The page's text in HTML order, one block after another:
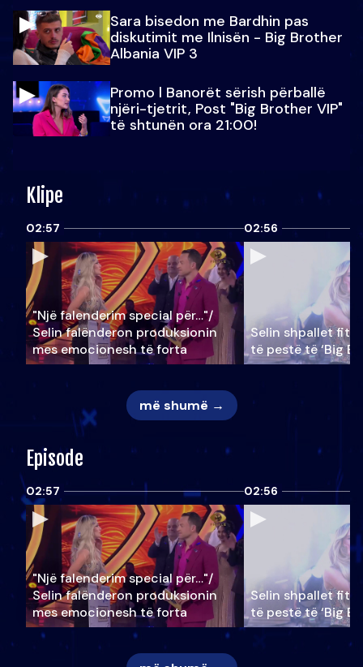
Sara bisedon me Bardhin pas
diskutimit me Ilnisën - Big Brother
Albania VIP 3
Promo l Banorët sërish përballë
njëri-tjetrit, Post "Big Brother VIP"
të shtunën ora 21:00!
Klipe
02:57
"Një falenderim special për…"/
Selin falënderon produksionin
mes emocionesh të forta
02:56
Selin shpallet
të pestë të ‘Big
më shumë →
Episode
02:57
"Një falenderim special për…"/
Selin falënderon produksionin
mes emocionesh të forta
02:56
Selin shpallet
të pestë të ‘Big